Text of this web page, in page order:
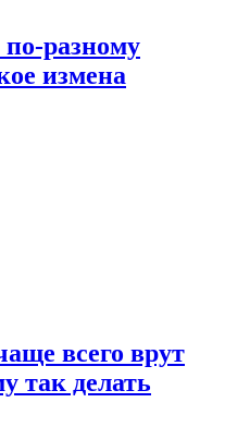
разному
измена
всего врут
так делать